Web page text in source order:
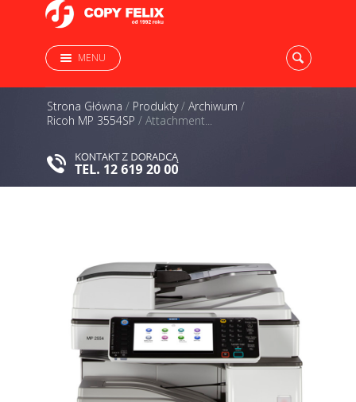
MENU
Strona Główna / Produkty/ Archiwum /
Ricoh MP 3554SP / Attachment...